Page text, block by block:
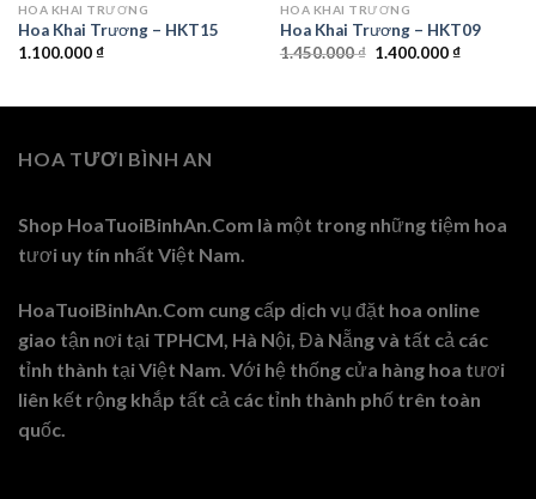
HOA KHAI TRƯƠNG
Hoa Khai Trương – HKT15
1.100.000₫
HOA KHAI TRƯƠNG
Hoa Khai Trương – HKT09
1.450.000₫ Giá
1.400.000₫Giá
HOA TƯƠI BÌNH AN
Shop HoaTuoiBinhAn.Com là một trong những tiệm hoa
tươi uy tín nhất Việt Nam.
HoaTuoiBinhAn.Com cung cấp dịch vụ đặt hoa online
giao tận nơi tại TPHCM, Hà Nội, Đà Nẵng và tất cả các
tỉnh thành tại Việt Nam. Với hệ thống cửa hàng hoa tươi
liên kết rộng khắp tất cả các tỉnh thành phố trên toàn
quốc.